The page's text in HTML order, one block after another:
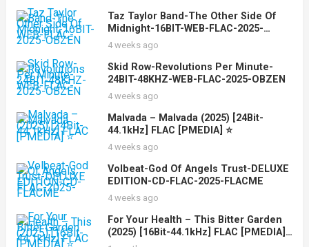
Taz Taylor Band-The Other Side Of
Midnight-16BIT-WEB-FLAC-2025-
OBZEN
4 weeks ago
Skid Row-Revolutions Per Minute-
24BIT-48KHZ-WEB-FLAC-2025-OBZEN
4 weeks ago
Malvada – Malvada (2025) [24Bit-
44.1kHz] FLAC [PMEDIA] ⭐️
4 weeks ago
Volbeat-God Of Angels Trust-DELUXE
EDITION-CD-FLAC-2025-FLACME
4 weeks ago
For Your Health – This Bitter Garden
(2025) [16Bit-44.1kHz] FLAC [PMEDIA]
⭐️